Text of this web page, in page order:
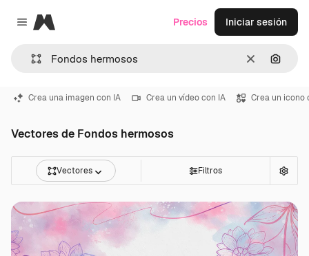
Close menu
Magnific
Borrar
Precios Iniciar sesión
Crea una imagen con IA Crea un vídeo con IA Crea un icono
Vectores de Fondos hermosos
Vectores Filtros